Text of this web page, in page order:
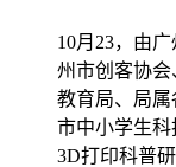
10月23，由
州市创客协
教育局、局属
市中小学生
3D打印科普